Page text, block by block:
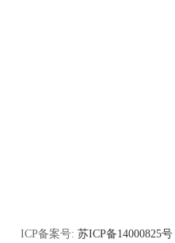
ICP备案号: 苏ICP备14000825号